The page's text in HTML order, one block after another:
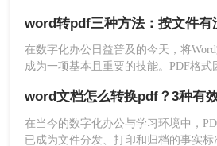
干扰的转换方案，精选3种被百度搜索
骤均经实测验证，附带操作图标指引
换，避免踩坑！
在数字化办公日益普及的今天，将
成为一项基本且重要的技能。PDF格
word转pdf怎么转呢？本文将介绍三种
法。
word文档怎么转换pdf？3种有
在当今的数字化办公与学习环境中，
已成为文件分发、打印和归档的事实标